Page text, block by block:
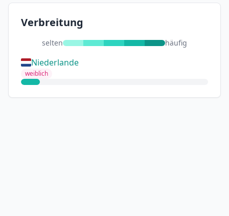
Verbreitung
selten häufig
Niederlande
weiblich